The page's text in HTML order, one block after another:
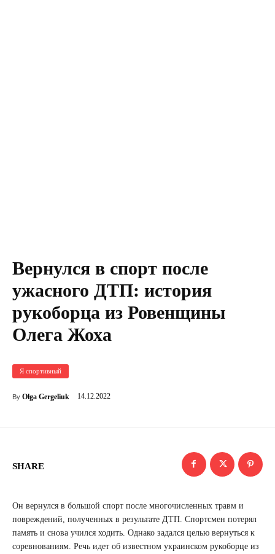
Вернулся в спорт после
ужасного ДТП: история
рукоборца из Ровенщины
Олега Жоха
Я спортивный
By Olga Gergeliuk 14.12.2022
SHARE
Он вернулся в большой спорт после многочисленных травм и
повреждений, полученных в результате ДТП. Спортсмен потерял
память и снова учился ходить. Однако задался целью вернуться к
соревнованиям. Речь идет об известном украинском рукоборце из